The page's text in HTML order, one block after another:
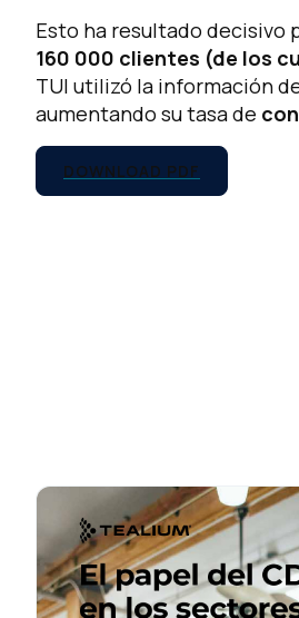
Esto ha resultado decisivo
160 000 clientes (de los
TUI utilizó la información
aumentando su tasa de
DOWNLOAD PDF